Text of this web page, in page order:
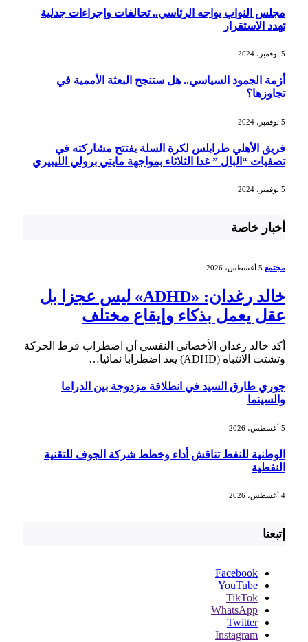
مجلس النواب يواجه الرئاسي.. تحالفات وإجراءات جدلية
تهدد الاستقرار
أزمة الجمود السياسي.. هل ستنجح البعثة الأممية في
تجاوزها؟
فريق الأهلي طرابلس لكرة السلة يفتتح مشاركته في
تصفيات “البال ” غدا الثلاثاء بمواجهة مايتي برولي الليبيري
أخبار خاصة
مجتمع 5 أغسطس، 2026
خالد رغدان: «ADHD» ليس عجزا بل
عقل يعمل بذكاء وإيقاع مختلف
أكد خالد رغدان الأخصائي النفسي أن اضطراب فرط الحركة
وتشتت الانتباه (ADHD) يعد اضطرابا نمائيا…
جوري طارق السيد في انطلاقة مزدوجة بين الدراما
والسينما
الوطنية للنفط تناقش أداء وخطط شركة الجوف للتقنية
النفطية
إتبعنا
Facebook
YouTube
TikTok
WhatsApp
Twitter
Instagram